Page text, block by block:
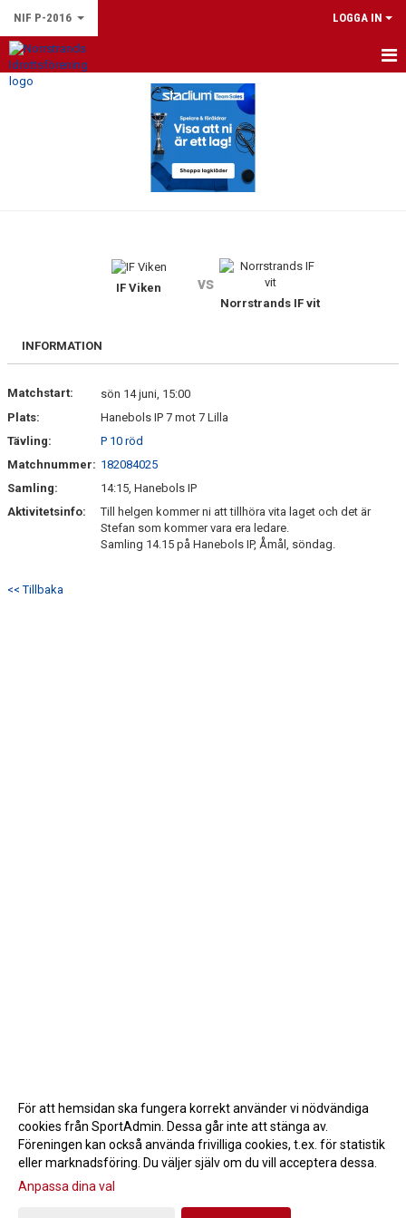
NIF P-2016 LOGGA IN
HEM
IF Viken vs
Norrstrands IF vit
INFORMATION
Matchstart:
sön 14 juni, 15:00
Plats:
Hanebols IP 7 mot 7 Lilla
Tävling:
P 10 röd
Matchnummer: 182084025
Samling:
14:15, Hanebols IP
Aktivitetsinfo:
Till helgen kommer ni att tillhöra vita laget och det är
Stefan som kommer vara era ledare.
Samling 14.15 på Hanebols IP, Åmål, söndag.
<< Tillbaka
Gå till Webbversion
För att hemsidan ska fungera korrekt använder vi nödvändiga
cookies från SportAdmin. Dessa går inte att stänga av.
Föreningen kan också använda frivilliga cookies, t.ex. för statistik
eller marknadsföring. Du väljer själv om du vill acceptera dessa.
Anpassa dina val